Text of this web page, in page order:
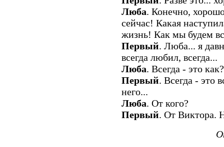
Люба. Конечно,
сейчас! Какая
жизнь! Как мы будем
Первый. Люба... я
всегда любил, всегда...
Люба. Всегда - это как?
Первый. Всегда - это
него...
Люба. От кого?
Первый. От Виктора.